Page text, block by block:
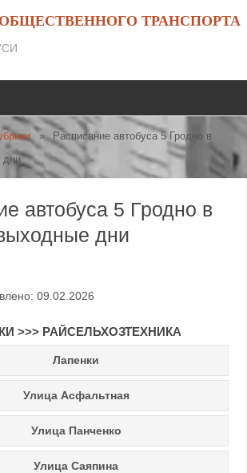
ТРАНСПОРТА
» Расписание автобуса 5 Гродно в
дни
автобуса 5 Гродно в
дни
09.02.2026
>>> РАЙСЕЛЬХОЗТЕХНИКА
Лапенки
Улица Асфальтная
Улица Панченко
Улица Саяпина